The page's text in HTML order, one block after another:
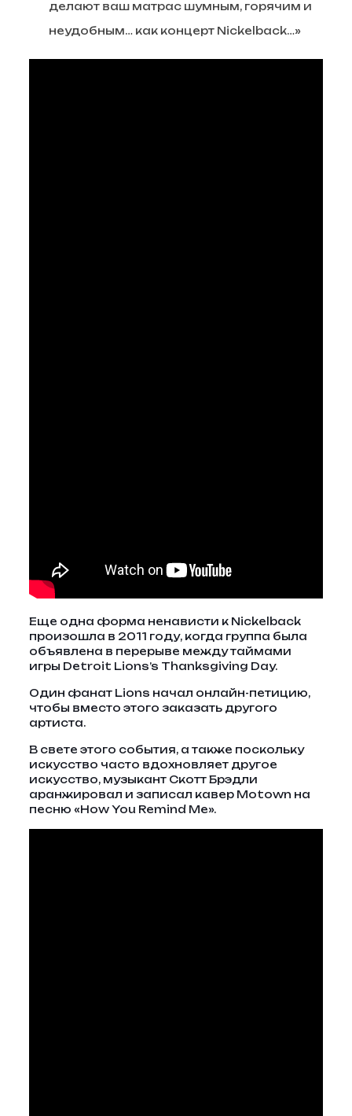
делают ваш матрас шумным, горячим и
неудобным… как концерт Nickelback…»
Еще одна форма ненависти к Nickelback
произошла в 2011 году, когда группа была
объявлена ​​​​в перерыве между таймами
игры Detroit Lions’s Thanksgiving Day.
Один фанат Lions начал онлайн-петицию,
чтобы вместо этого заказать другого
артиста.
В свете этого события, а также поскольку
искусство часто вдохновляет другое
искусство, музыкант Скотт Брэдли
аранжировал и записал кавер Motown на
песню «How You Remind Me».